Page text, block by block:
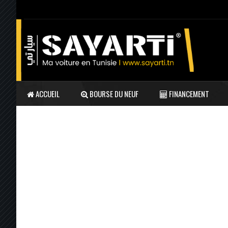
ACCUEIL BOURSE DU NEUF FINANCEMENT